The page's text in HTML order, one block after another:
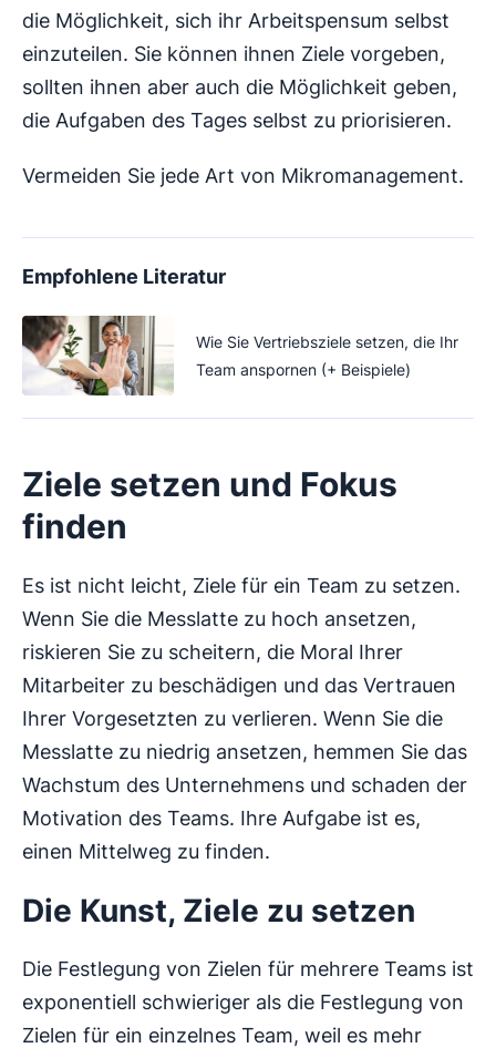
die Möglichkeit, sich ihr Arbeitspensum selbst
einzuteilen. Sie können ihnen Ziele vorgeben,
sollten ihnen aber auch die Möglichkeit geben,
die Aufgaben des Tages selbst zu priorisieren.
Vermeiden Sie jede Art von Mikromanagement.
Empfohlene Literatur
Wie Sie Vertriebsziele setzen, die Ihr
Team anspornen (+ Beispiele)
Ziele setzen und Fokus
finden
Es ist nicht leicht, Ziele für ein Team zu setzen.
Wenn Sie die Messlatte zu hoch ansetzen,
riskieren Sie zu scheitern, die Moral Ihrer
Mitarbeiter zu beschädigen und das Vertrauen
Ihrer Vorgesetzten zu verlieren. Wenn Sie die
Messlatte zu niedrig ansetzen, hemmen Sie das
Wachstum des Unternehmens und schaden der
Motivation des Teams. Ihre Aufgabe ist es,
einen Mittelweg zu finden.
Die Kunst, Ziele zu setzen
Die Festlegung von Zielen für mehrere Teams ist
exponentiell schwieriger als die Festlegung von
Zielen für ein einzelnes Team, weil es mehr